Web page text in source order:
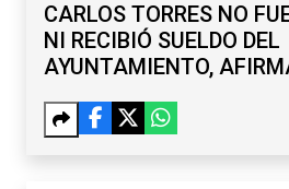
CARLOS TORRES NO
NI RECIBIÓ SUELDO DEL
AYUNTAMIENTO,